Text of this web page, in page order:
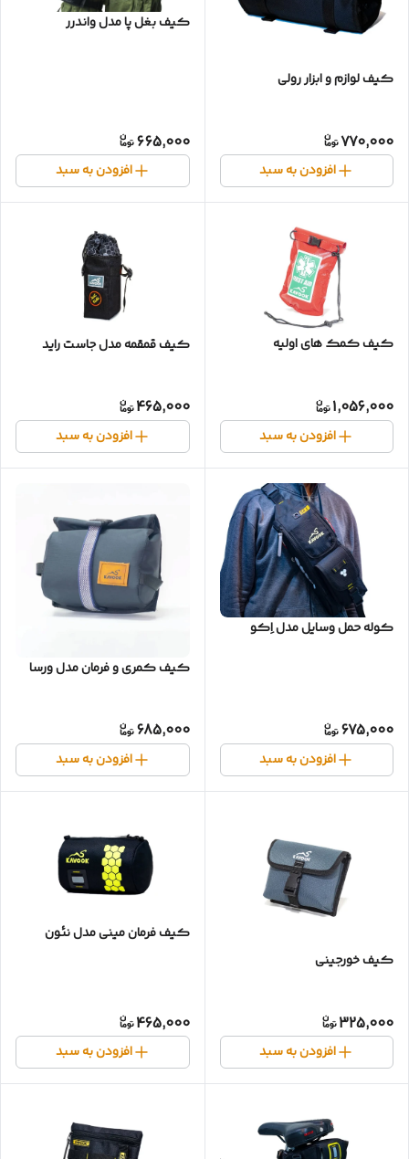
کیف لوازم و ابزار رولی
770,000
افزودن به سبد
کیف بغل پا مدل واندرر
665,000
افزودن به سبد
کیف کمک های اولیه
1,056,000
افزودن به سبد
کیف قمقمه مدل جاست راید
465,000
افزودن به سبد
کوله حمل وسایل مدل اِکو
675,000
افزودن به سبد
کیف کمری و فرمان مدل ورسا
685,000
افزودن به سبد
کیف خورجینی
325,000
افزودن به سبد
کیف فرمان مینی مدل نئون
465,000
افزودن به سبد